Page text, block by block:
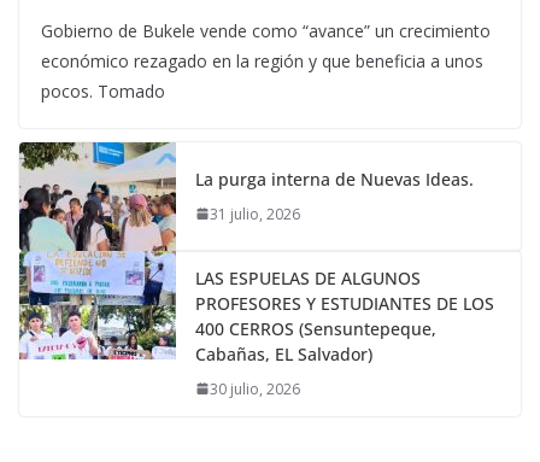
Gobierno de Bukele vende como “avance” un crecimiento
económico rezagado en la región y que beneficia a unos
pocos. Tomado
La purga interna de Nuevas Ideas.
31 julio, 2026
LAS ESPUELAS DE ALGUNOS
PROFESORES Y ESTUDIANTES DE LOS
400 CERROS (Sensuntepeque,
Cabañas, EL Salvador)
30 julio, 2026